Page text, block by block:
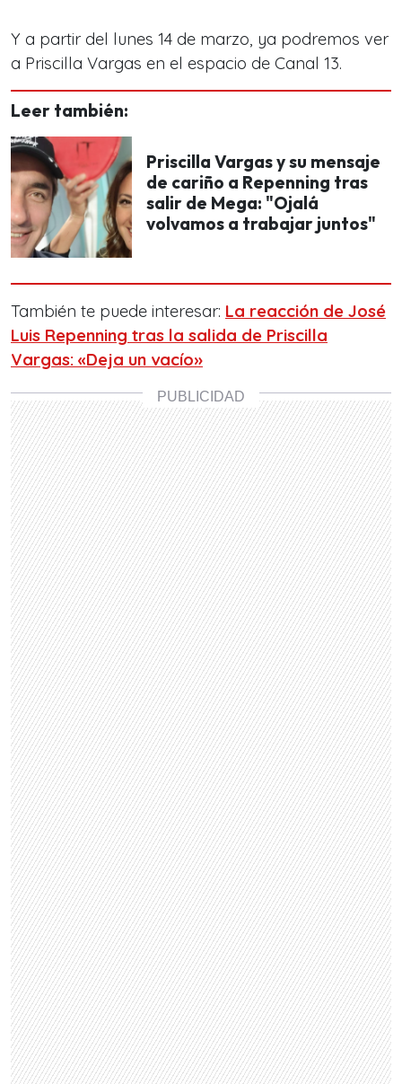
Y a partir del lunes 14 de marzo, ya podremos ver
a Priscilla Vargas en el espacio de Canal 13.
Leer también:
Priscilla Vargas y su mensaje
de cariño a Repenning tras
salir de Mega: "Ojalá
volvamos a trabajar juntos"
También te puede interesar: La reacción de José
Luis Repenning tras la salida de Priscilla
Vargas: «Deja un vacío»